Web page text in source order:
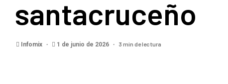
santacruceño
Infomix 1 de junio de 2026 3 min de lectura